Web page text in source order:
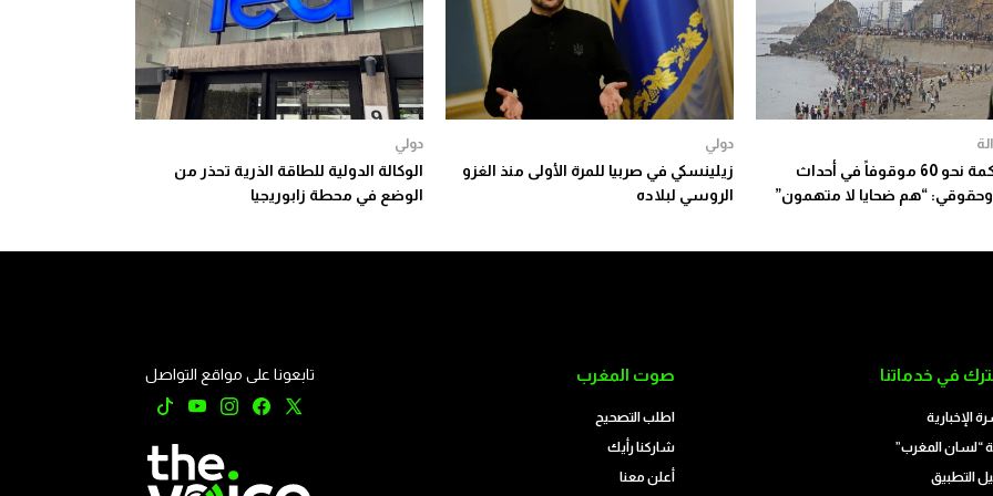
بدء محاكمة نحو 60 موقوفاً في أحداث
“هم ضحايا لا متهمون”
دولي
زيلينسكي في صربيا للمرة الأولى منذ الغزو
الروسي لبلاده
دولي
الوكالة الدولية للطاقة الذرية تحذر من
الوضع في محطة زابوريجيا
في خدماتنا
الإخبارية
“لسان المغرب”
التطبيق
صوت المغرب
اطلب التصحيح
شاركنا رأيك
أعلن معنا
تابعونا على مواقع التواصل